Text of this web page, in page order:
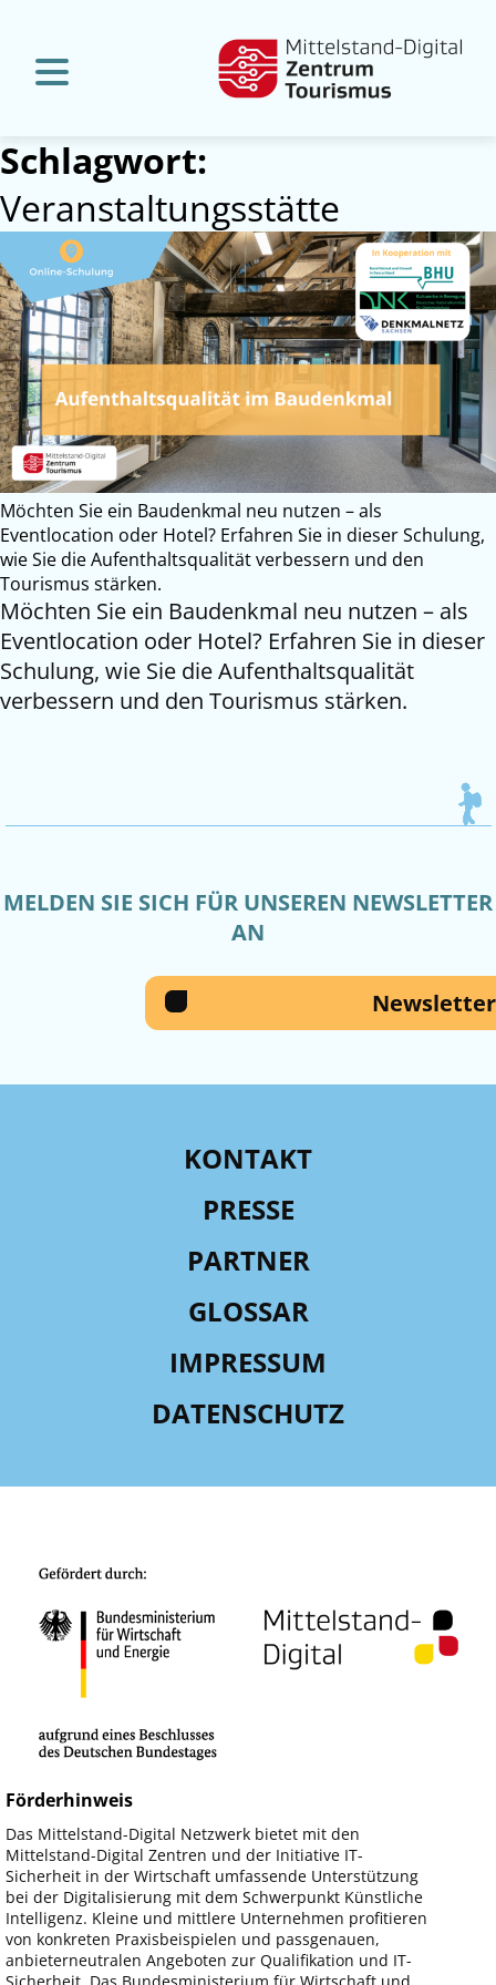
Schlagwort:
Veranstaltungsstätte
Möchten Sie ein Baudenkmal neu nutzen – als
Eventlocation oder Hotel? Erfahren Sie in dieser Schulung,
wie Sie die Aufenthaltsqualität verbessern und den
Tourismus stärken.
Möchten Sie ein Baudenkmal neu nutzen – als
Eventlocation oder Hotel? Erfahren Sie in dieser
Schulung, wie Sie die Aufenthaltsqualität
verbessern und den Tourismus stärken.
MELDEN SIE SICH FÜR UNSEREN NEWSLETTER
AN
Newsletter
KONTAKT
PRESSE
PARTNER
GLOSSAR
IMPRESSUM
DATENSCHUTZ
Förderhinweis
Das Mittelstand-Digital Netzwerk bietet mit den
Mittelstand-Digital Zentren und der Initiative IT-
Sicherheit in der Wirtschaft umfassende Unterstützung
bei der Digitalisierung mit dem Schwerpunkt Künstliche
Intelligenz. Kleine und mittlere Unternehmen profitieren
von konkreten Praxisbeispielen und passgenauen,
anbieterneutralen Angeboten zur Qualifikation und IT-